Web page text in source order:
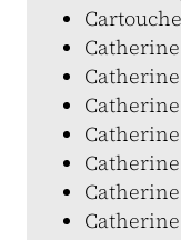
Catherine